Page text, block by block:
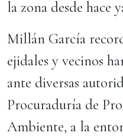
la zona desde hace
Millán García
ejidales y vecinos
ante diversas
Procuraduría de
Ambiente, a la